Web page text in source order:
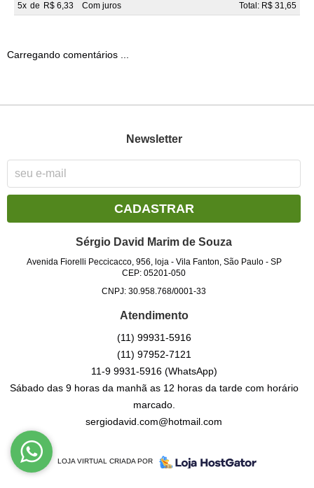
5x de R$ 6,33 Com juros Total: R$ 31,65
Carregando comentários ...
Newsletter
CADASTRAR
Sérgio David Marim de Souza
Avenida Fiorelli Peccicacco, 956, loja - Vila Fanton, São Paulo- SP
CEP: 05201-050
CNPJ: 30.958.768/0001-33
Atendimento
(11) 99931-5916
(11) 97952-7121
11-99931-5916 (WhatsApp)
Sábado das 9 horas da manhã as 12 horas da tarde com horário
marcado.
sergiodavid.com@hotmail.com
LOJA VIRTUAL CRIADA POR